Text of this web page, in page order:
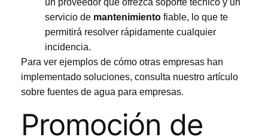
servicio de mantenimiento fiable, lo que te
permitirá resolver rápidamente cualquier
incidencia.
Para ver ejemplos de cómo otras empresas han
implementado soluciones, consulta nuestro artículo
sobre fuentes de agua para empresas.
Promoción de